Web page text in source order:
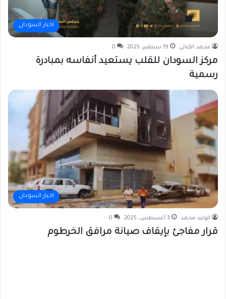
اخبار السودان
محمد الكناني 19 سبتمبر، 2025 0
مركز السودان للقلب يستعيد أنفاسه بمبادرة
رسمية
اخبار السودان
الوليد محمد 3 أغسطس، 2025 0
قرار مفاجئ بإيقاف صيانة مرافق الخرطوم